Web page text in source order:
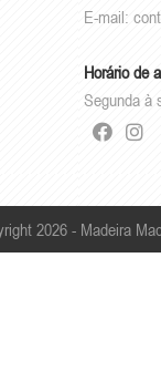
E-mail:
Horário de
Segunda à
2026 - Madeira